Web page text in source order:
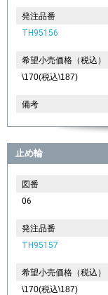
発注品番
TH95156
希望小売価格（税込）
\170(税込\187)
備考
止め輪
図番
06
発注品番
TH95157
希望小売価格（税込）
\170(税込\187)